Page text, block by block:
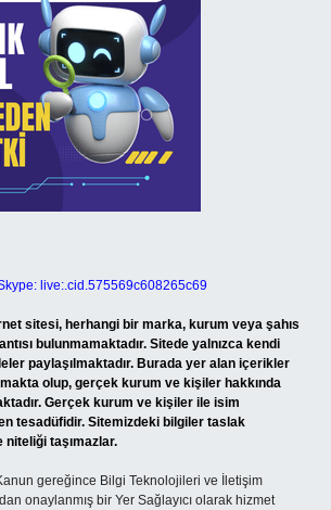
live:.cid.575569c608265c69
sitesi, herhangi bir marka, kurum veya şahıs
bulunmamaktadır. Sitede yalnızca kendi
paylaşılmaktadır. Burada yer alan içerikler
olup, gerçek kurum ve kişiler hakkında
Gerçek kurum ve kişiler ile isim
tesadüfidir. Sitemizdeki bilgiler taslak
taşımazlar.
gereğince Bilgi Teknolojileri ve İletişim
onaylanmış bir Yer Sağlayıcı olarak hizmet